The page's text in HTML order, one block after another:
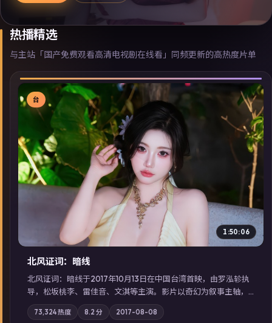
热播精选
与主站「国产免费观看高清电视剧在线看」同频更新的高热度片单
▶
台
1:50:06
北风证词：暗线
北风证词：暗线于2017年10月13日在中国台湾首映，由罗泓轸执
导，松坂桃李、雷佳音、文淇等主演。影片以奇幻为叙事主轴，
旧案重提，真相与谎言在同一条时间线上交锋；摄影与配乐强化
地域气质；站内亦可通过「国产免费观看高清电视剧在线看」延
73,324热度 8.2 分 2017-08-08